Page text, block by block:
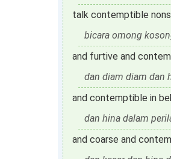
talk contemptible
bicara omong
and furtive and
dan diam diam dan
and contemptible in
dan hina dalam
and coarse and